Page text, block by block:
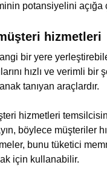
potansiyelini açığa
hizmetleri
bir yere
hızlı ve verimli bir
tanıyan araçlardır.
hizmetleri
böylece müşteriler
bunu tüketici
için kullanabilir.